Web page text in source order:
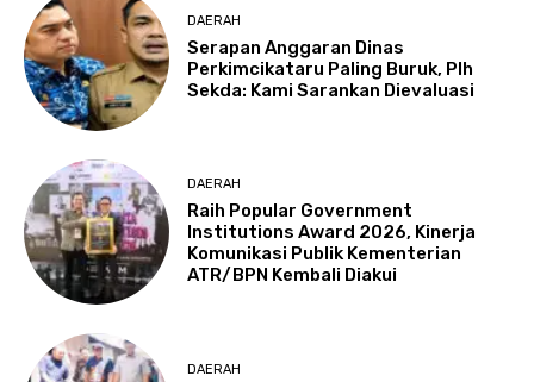
DAERAH
Serapan Anggaran Dinas
Perkimcikataru Paling Buruk, Plh
Sekda: Kami Sarankan Dievaluasi
DAERAH
Raih Popular Government
Institutions Award 2026, Kinerja
Komunikasi Publik Kementerian
ATR/BPN Kembali Diakui
DAERAH